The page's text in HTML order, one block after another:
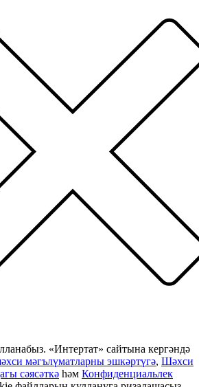
«Интертат» сайтына кергәндә
мәгълүматларны эшкәртүгә, Шәхси
сәясәткә һәм Конфиденциальлек